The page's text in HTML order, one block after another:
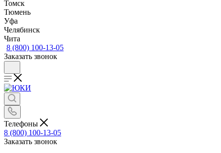
Томск
Тюмень
Уфа
Челябинск
Чита
8 (800) 100-13-05
Заказать звонок
Телефоны
8 (800) 100-13-05
Заказать звонок